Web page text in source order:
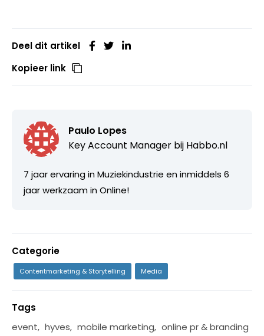
Deel dit artikel
Kopieer link
Paulo Lopes
Key Account Manager bij Habbo.nl
7 jaar ervaring in Muziekindustrie en inmiddels 6
jaar werkzaam in Online!
Categorie
Contentmarketing & Storytelling Media
Tags
event, hyves, mobile marketing, online pr & branding